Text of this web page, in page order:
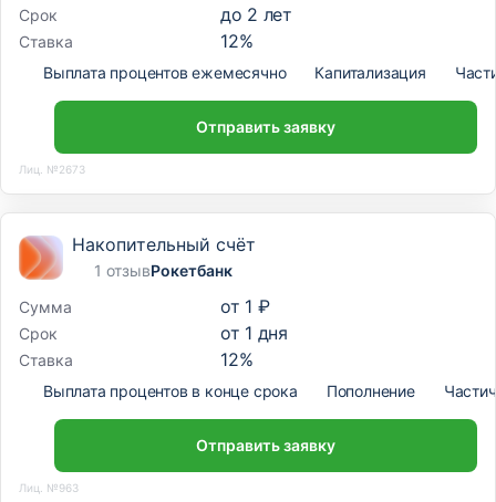
Срок до 2 лет
Ставка 12%
Выплата процентов ежемесячно Капитализация
Отправить заявку
Лиц. №2673
Накопительный счёт
1 отзывРокетбанк
Сумма
от 1 ₽
Срок от 1 дня
Ставка 12%
Выплата процентов в конце срока Пополнение
Отправить заявку
Лиц. №963